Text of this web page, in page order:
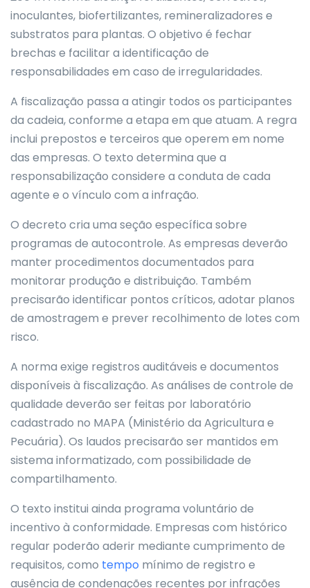
inoculantes, biofertilizantes, remineralizadores e
substratos para plantas. O objetivo é fechar
brechas e facilitar a identificação de
responsabilidades em caso de irregularidades.
A fiscalização passa a atingir todos os participantes
da cadeia, conforme a etapa em que atuam. A regra
inclui prepostos e terceiros que operem em nome
das empresas. O texto determina que a
responsabilização considere a conduta de cada
agente e o vínculo com a infração.
O decreto cria uma seção específica sobre
programas de autocontrole. As empresas deverão
manter procedimentos documentados para
monitorar produção e distribuição. Também
precisarão identificar pontos críticos, adotar planos
de amostragem e prever recolhimento de lotes com
risco.
A norma exige registros auditáveis e documentos
disponíveis à fiscalização. As análises de controle de
qualidade deverão ser feitas por laboratório
cadastrado no MAPA (Ministério da Agricultura e
Pecuária). Os laudos precisarão ser mantidos em
sistema informatizado, com possibilidade de
compartilhamento.
O texto institui ainda programa voluntário de
incentivo à conformidade. Empresas com histórico
regular poderão aderir mediante cumprimento de
requisitos, como tempo mínimo de registro e
ausência de condenações recentes por infrações